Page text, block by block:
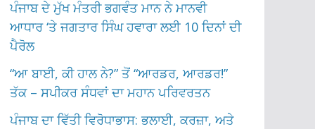
ਪੰਜਾਬ ਦੇ ਮੁੱਖ ਮੰਤਰੀ ਭਗਵੰਤ ਮਾਨ ਨੇ ਮਾਨਵੀ
ਆਧਾਰ ‘ਤੇ ਜਗਤਾਰ ਸਿੰਘ ਹਵਾਰਾ ਲਈ 10 ਦਿਨਾਂ ਦੀ
ਪੈਰੋਲ
“ਆ ਬਾਈ, ਕੀ ਹਾਲ ਨੇ?” ਤੋਂ “ਆਰਡਰ, ਆਰਡਰ!”
ਤੱਕ – ਸਪੀਕਰ ਸੰਧਵਾਂ ਦਾ ਮਹਾਨ ਪਰਿਵਰਤਨ
ਪੰਜਾਬ ਦਾ ਵਿੱਤੀ ਵਿਰੋਧਾਭਾਸ: ਭਲਾਈ, ਕਰਜ਼ਾ, ਅਤੇ